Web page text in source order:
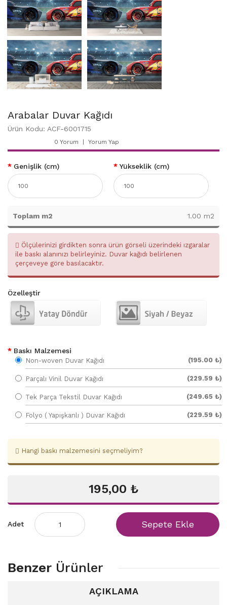
Arabalar Duvar Kağıdı
Ürün Kodu: ACF-6001715
0 Yorum Yorum Yap
Genişlik (cm) Yükseklik (cm)
Toplam m2 1.00 m2
Ölçülerinizi girdikten sonra ürün görseli üzerindeki ızgaralar
ile baskı alanınızı belirleyiniz. Duvar kağıdı belirlenen
çerçeveye göre basılacaktır.
Özelleştir
Baskı Malzemesi
Non-woven Duvar Kağıdı (195.00 ₺)
Parçalı Vinil Duvar Kağıdı (229.59 ₺)
Tek Parça Tekstil Duvar Kağıdı (249.65 ₺)
Folyo ( Yapışkanlı ) Duvar Kağıdı (229.59 ₺)
Hangi baskı malzemesini seçmeliyim?
195,00 ₺
Adet Sepete Ekle
Benzer Ürünler
AÇIKLAMA